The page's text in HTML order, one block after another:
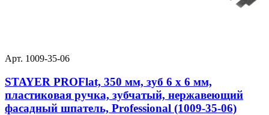
Арт. 1009-35-06
STAYER PROFlat, 350 мм, зуб 6 х 6 мм,
пластиковая ручка, зубчатый, нержавеющий
фасадный шпатель, Professional (1009-35-06)